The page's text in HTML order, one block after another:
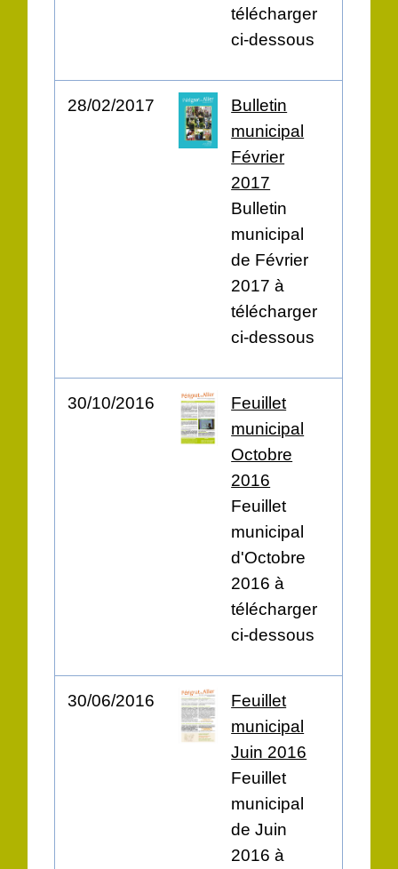
télécharger
ci-dessous
28/02/2017
Bulletin
municipal
Février
2017
Bulletin
municipal
de Février
2017 à
télécharger
ci-dessous
30/10/2016
Feuillet
municipal
Octobre
2016
Feuillet
municipal
d'Octobre
2016 à
télécharger
ci-dessous
30/06/2016
Feuillet
municipal
Juin 2016
Feuillet
municipal
de Juin
2016 à